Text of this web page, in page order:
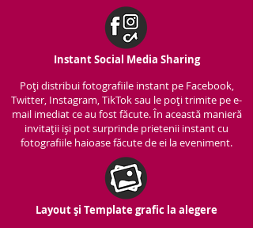
Instant Social Media Sharing
Poți distribui fotografiile instant pe Facebook,
Twitter, Instagram, TikTok sau le poți trimite pe e-
mail imediat ce au fost făcute. În această manieră
invitații iși pot surprinde prietenii instant cu
fotografiile haioase făcute de ei la eveniment.
Layout și Template grafic la alegere